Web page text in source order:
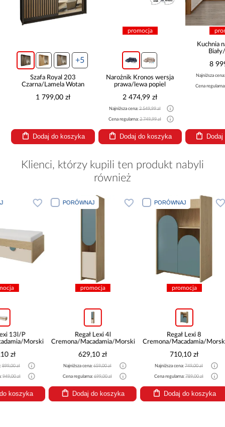
+5
Szafa Royal 203
Czarna/Lamela Wotan
1 799,00 zł
Dodaj do koszyka
promocja
Narożnik Kronos wersja
prawa/lewa popiel
2 474,99 zł
Najniższa cena:2 549,99 zł
Cena regularna:2 749,99 zł
Dodaj do koszyka
Kuchnia
8
Najniższa
Cena
Klienci, którzy kupili ten produkt nabyli
również
PORÓWNAJ
Cremona/Macadamia/Morski
Najniższa cena:
Cena regularna: 699,00 zł
Dodaj do koszyka
PORÓWNAJ
Cremona/Macadamia/Morski
Najniższa cena:
Cena regularna: 789,00 zł
Dodaj do koszyka
Cremona/
Najniższa
Cena